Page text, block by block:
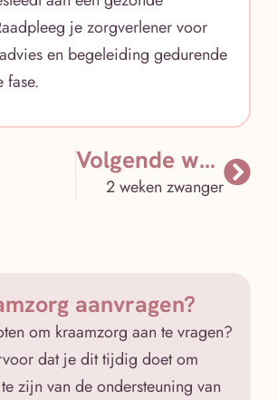
je zorgverlener voor
en begeleiding gedurende
fase.
Volgende week
2 weken zwanger
aanvragen?
om kraamzorg aan te vragen?
dat je dit tijdig doet om
zijn van de ondersteuning van